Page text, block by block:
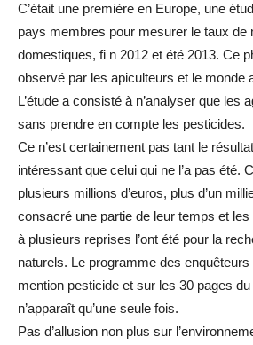
C’était une première en Europe, une
pays membres pour mesurer le taux de
domestiques, fi n 2012 et été 2013. Ce
observé par les apiculteurs et le monde
L’étude a consisté à n’analyser que les
sans prendre en compte les pesticides.
Ce n’est certainement pas tant le
intéressant que celui qui ne l’a pas été.
plusieurs millions d’euros, plus d’un
consacré une partie de leur temps et
à plusieurs reprises l’ont été pour la
naturels. Le programme des
mention pesticide et sur les 30 pages
n’apparaît qu’une seule fois.
Pas d’allusion non plus sur